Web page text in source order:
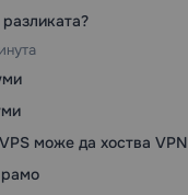
може да хоства VPN